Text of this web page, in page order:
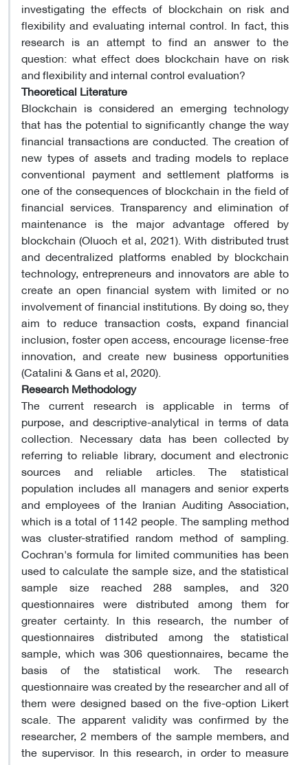
investigating the effects of blockchain on risk and
flexibility and evaluating internal control. In fact, this
research is an attempt to find an answer to the
question: what effect does blockchain have on risk
and flexibility and internal control evaluation?
Theoretical Literature
Blockchain is considered an emerging technology
that has the potential to significantly change the way
financial transactions are conducted. The creation of
new types of assets and trading models to replace
conventional payment and settlement platforms is
one of the consequences of blockchain in the field of
financial services. Transparency and elimination of
maintenance is the major advantage offered by
blockchain (Oluoch et al, 2021). With distributed trust
and decentralized platforms enabled by blockchain
technology, entrepreneurs and innovators are able to
create an open financial system with limited or no
involvement of financial institutions. By doing so, they
aim to reduce transaction costs, expand financial
inclusion, foster open access, encourage license-free
innovation, and create new business opportunities
(Catalini & Gans et al, 2020).
Research Methodology
The current research is applicable in terms of
purpose, and descriptive-analytical in terms of data
collection. Necessary data has been collected by
referring to reliable library, document and electronic
sources and reliable articles. The statistical
population includes all managers and senior experts
and employees of the Iranian Auditing Association,
which is a total of 1142 people. The sampling method
was cluster-stratified random method of sampling.
Cochran's formula for limited communities has been
used to calculate the sample size, and the statistical
sample size reached 288 samples, and 320
questionnaires were distributed among them for
greater certainty. In this research, the number of
questionnaires distributed among the statistical
sample, which was 306 questionnaires, became the
basis of the statistical work. The research
questionnaire was created by the researcher and all of
them were designed based on the five-option Likert
scale. The apparent validity was confirmed by the
researcher, 2 members of the sample members, and
the supervisor. In this research, in order to measure